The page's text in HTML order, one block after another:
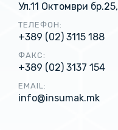
Ул.11 Октомври
ТЕЛЕФОН:
+389 (02) 3115 188
ФАКС:
+389 (02) 3137 154
EMAIL:
info@insumak.mk